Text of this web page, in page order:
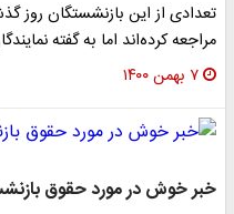
تعدادی از این بازنشستگان روز
مراجعه کرده‌اند اما به گفته
۷ بهمن ۱۴۰۰
خبر خوش در مورد حقوق